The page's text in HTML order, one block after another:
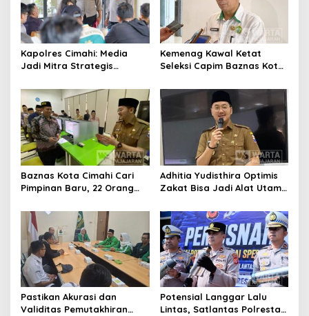
Kapolres Cimahi: Media
Jadi Mitra Strategis
Publik
Kemenag Kawal Ketat
Seleksi Capim Baznas Kota
Komisioner Baznas
Berintegritas
Baznas Kota Cimahi Cari
Pimpinan Baru, 22 Orang
Adhitia Yudisthira Optimis
Zakat Bisa Jadi Alat Utama
Kota Cimahi
Pastikan Akurasi dan
Validitas Pemutakhiran
Potensial Langgar Lalu
Lintas, Satlantas Polresta